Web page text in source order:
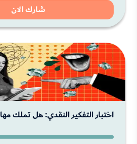
شارك الان
اختبار التفكير النقدي: هل تملك